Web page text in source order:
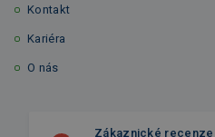
Kontakt
Kariéra
O nás
Zákaznické recenze